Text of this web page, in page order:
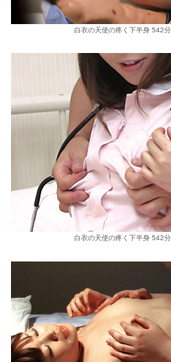
白衣の天使の疼く下半身 542
白衣の天使の疼く下半身 542